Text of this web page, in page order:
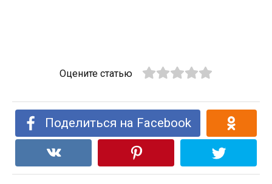
Оцените статью
Поделиться на Facebook